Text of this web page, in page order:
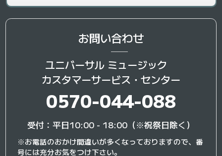
お問い合わせ
ユニバーサル ミュージック
カスタマーサービス・センター
0570-044-088
受付：平日10:00 - 18:00（※祝祭日除く）
※お電話のおかけ間違いが多くなっておりますので、番
号には充分お気をつけ下さい。